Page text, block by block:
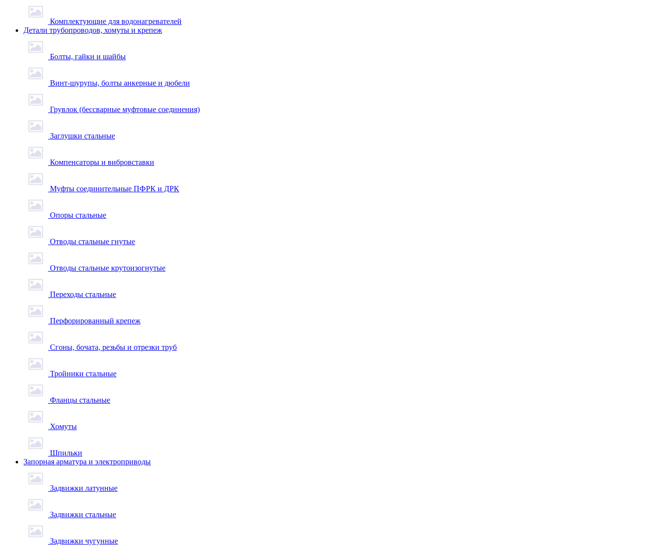
Комплектующие для водонагревателей
Детали трубопроводов, хомуты и крепеж
Болты, гайки и шайбы
Винт-шурупы, болты анкерные и дюбели
Грувлок (бессварные муфтовые соединения)
Заглушки стальные
Компенсаторы и вибровставки
Муфты соединительные ПФРК и ДРК
Опоры стальные
Отводы стальные гнутые
Отводы стальные крутоизогнутые
Переходы стальные
Перфорированный крепеж
Сгоны, бочата, резьбы и отрезки труб
Тройники стальные
Фланцы стальные
Хомуты
Шпильки
Запорная арматура и электроприводы
Задвижки латунные
Задвижки стальные
Задвижки чугунные